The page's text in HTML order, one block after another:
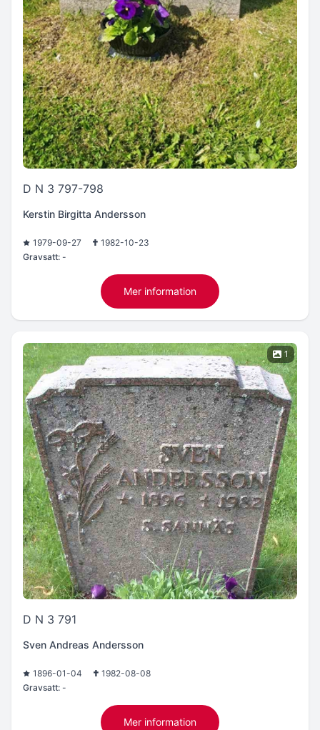
D N 3 797-798
Kerstin Birgitta Andersson
1979-09-27
1982-10-23
Gravsatt: -
Mer information
1
D N 3 791
Sven Andreas Andersson
1896-01-04
1982-08-08
Gravsatt: -
Mer information